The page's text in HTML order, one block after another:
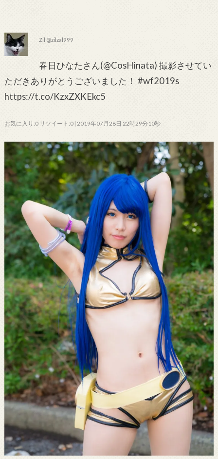
Zil @zilzal999
春日ひなたさん(@CosHinata) 撮影させてい
ただきありがとうございました！ #wf2019s
https://t.co/KzxZXKEkc5
お気に入り:0 リツイート:0 | 2019年07月28日 22時29分10秒